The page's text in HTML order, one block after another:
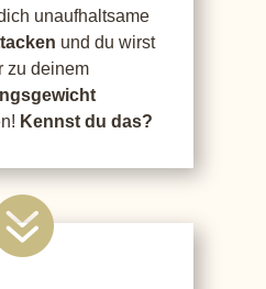
und du wirst
Kennst du das?